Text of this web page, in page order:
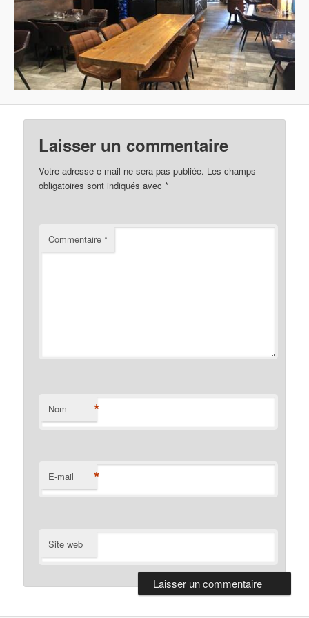
Laisser un commentaire
Votre adresse e-mail ne sera pas publiée. Les champs
obligatoires sont indiqués avec*
Commentaire*
Nom *
E-mail *
Site web